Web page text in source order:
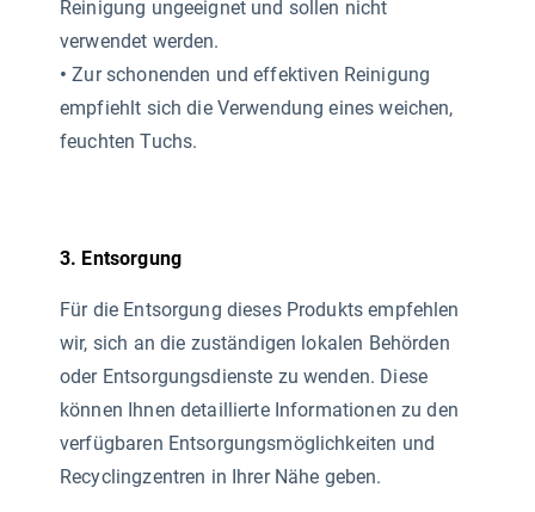
Reinigung ungeeignet und sollen nicht
verwendet werden.
• Zur schonenden und effektiven Reinigung
empfiehlt sich die Verwendung eines weichen,
feuchten Tuchs.
3. Entsorgung
Für die Entsorgung dieses Produkts empfehlen
wir, sich an die zuständigen lokalen Behörden
oder Entsorgungsdienste zu wenden. Diese
können Ihnen detaillierte Informationen zu den
verfügbaren Entsorgungsmöglichkeiten und
Recyclingzentren in Ihrer Nähe geben.